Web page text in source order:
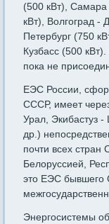
(500 кВт), Самара
кВт), Волгоград -
Петербург (750
Кузбасс (500
пока не
ЕЭС России,
СССР, имеет
Урал, Экибастуз
др.)
почти всех стран
Белоруссией,
это ЕЭС бывшего
Энергосистемы